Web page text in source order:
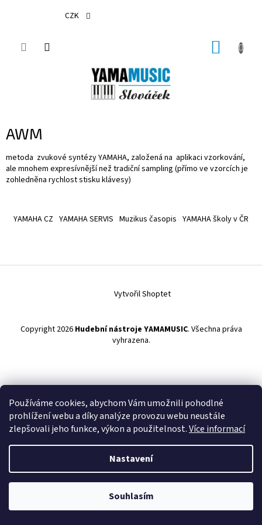
Používáme cookies, abychom Vám umožnili pohodlné
prohlížení webu a díky analýze provozu webu neustále
zlepšovali jeho funkce, výkon a použitelnost.Více informací
Nastavení
Souhlasím
CZK
AWM
metoda zvukové syntézy YAMAHA, založená na aplikaci vzorkování,
ale mnohem expresívnější než tradiční sampling (přímo ve vzorcích je
zohledněna rychlost stisku klávesy)
í
YAMAHA CZ YAMAHA SERVIS Muzikus časopis YAMAHA školy v ČR
Vytvořil Shoptet
Copyright 2026 Hudební nástroje YAMAMUSIC. Všechna práva
vyhrazena.